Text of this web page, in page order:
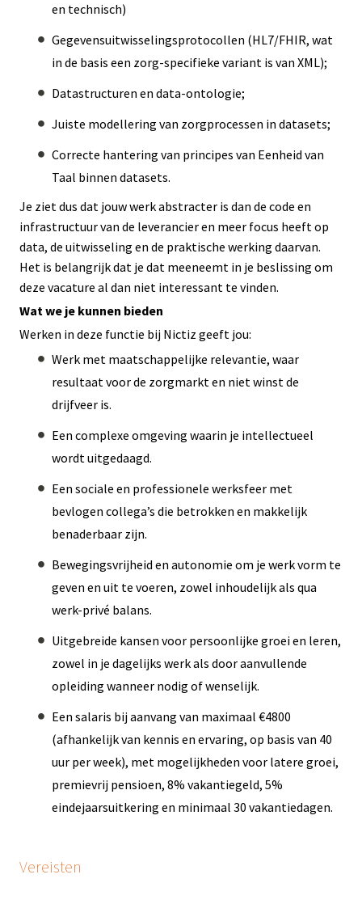
en technisch)
Gegevensuitwisselingsprotocollen (HL7/FHIR, wat
in de basis een zorg-specifieke variant is van XML);
Datastructuren en data-ontologie;
Juiste modellering van zorgprocessen in datasets;
Correcte hantering van principes van Eenheid van
Taal binnen datasets.
Je ziet dus dat jouw werk abstracter is dan de code en
infrastructuur van de leverancier en meer focus heeft op
data, de uitwisseling en de praktische werking daarvan.
Het is belangrijk dat je dat meeneemt in je beslissing om
deze vacature al dan niet interessant te vinden.
Wat we je kunnen bieden
Werken in deze functie bij Nictiz geeft jou:
Werk met maatschappelijke relevantie, waar
resultaat voor de zorgmarkt en niet winst de
drijfveer is.
Een complexe omgeving waarin je intellectueel
wordt uitgedaagd.
Een sociale en professionele werksfeer met
bevlogen collega’s die betrokken en makkelijk
benaderbaar zijn.
Bewegingsvrijheid en autonomie om je werk vorm te
geven en uit te voeren, zowel inhoudelijk als qua
werk-privé balans.
Uitgebreide kansen voor persoonlijke groei en leren,
zowel in je dagelijks werk als door aanvullende
opleiding wanneer nodig of wenselijk.
Een salaris bij aanvang van maximaal €4800
(afhankelijk van kennis en ervaring, op basis van 40
uur per week), met mogelijkheden voor latere groei,
premievrij pensioen, 8% vakantiegeld, 5%
eindejaarsuitkering en minimaal 30 vakantiedagen.
Vereisten